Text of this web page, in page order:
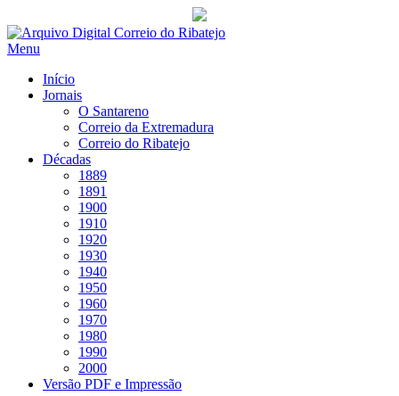
Saltar
para
Menu
Início
Jornais
O Santareno
Correio da Extremadura
Correio do Ribatejo
Décadas
1889
1891
1900
1910
1920
1930
1940
1950
1960
1970
1980
1990
2000
Versão PDF e Impressão